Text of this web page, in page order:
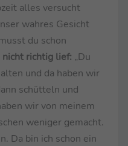
alles versucht
wahres Gesicht
du schon
nicht richtig lief: „Du
und da haben wir
schütteln und
wir von meinem
weniger gemacht.
Da bin ich schon ein